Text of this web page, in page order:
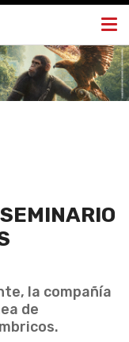
la compañía
de